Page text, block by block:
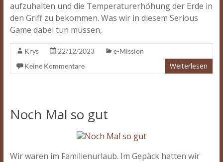
aufzuhalten und die Temperaturerhöhung der Erde in
den Griff zu bekommen. Was wir in diesem Serious
Game dabei tun müssen,
Krys 22/12/2023
e-Mission
Keine Kommentare
Weiterlesen
Noch Mal so gut
Wir waren im Familienurlaub. Im Gepäck hatten wir